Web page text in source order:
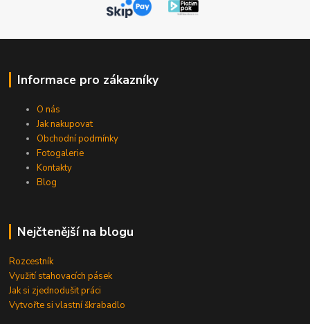
Informace pro zákazníky
O nás
Jak nakupovat
Obchodní podmínky
Fotogalerie
Kontakty
Blog
Nejčtenější na blogu
Rozcestník
Využití stahovacích pásek
Jak si zjednodušit práci
Vytvořte si vlastní škrabadlo